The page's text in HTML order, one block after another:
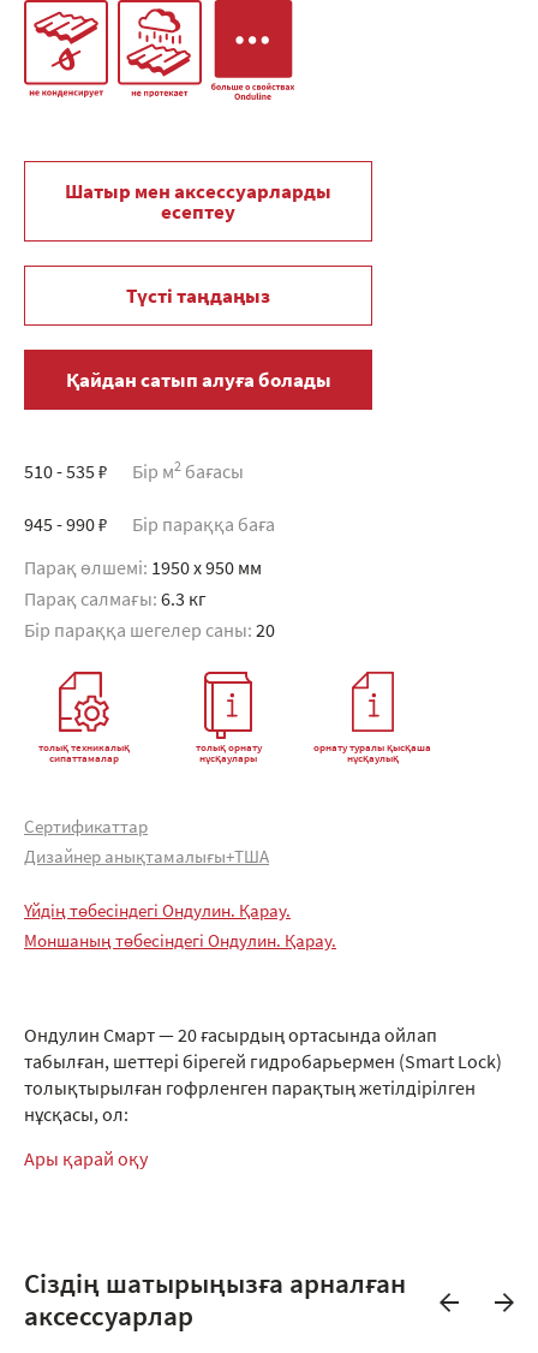
Шатыр мен аксессуарларды
есептеу
Түсті таңдаңыз
Қайдан сатып алуға болады
510 - 535 ₽ Бір м2 бағасы
945 - 990 ₽ Бір параққа баға
Парақ өлшемі: 1950 x 950 мм
Парақ салмағы: 6.3 кг
Бір параққа шегелер саны: 20
толық техникалық
сипаттамалар
толық орнату
нұсқаулары
орнату туралы қысқаша
нұсқаулық
Сертификаттар
Дизайнер анықтамалығы+ТША
Үйдің төбесіндегі Ондулин. Қарау.
Моншаның төбесіндегі Ондулин. Қарау.
Ондулин Смарт — 20 ғасырдың ортасында ойлап
табылған, шеттері бірегей гидробарьермен (Smart Lock)
толықтырылған гофрленген парақтың жетілдірілген
нұсқасы, ол:
Ары қарай оқу
Сіздің шатырыңызға арналған
аксессуарлар